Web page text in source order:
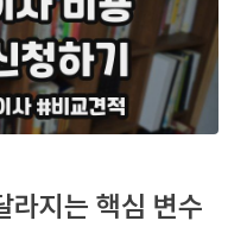
라지는 핵심 변수